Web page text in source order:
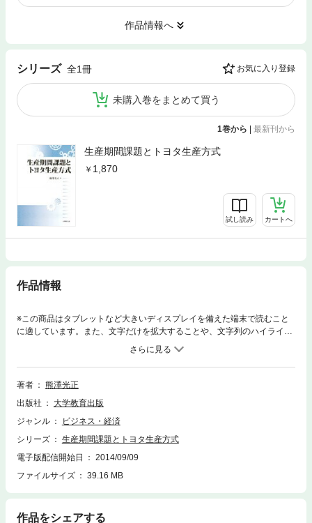
作品情報へ
シリーズ 全1冊 お気に入り登録
未購入巻をまとめて買う
1巻から | 最新刊から
生産期間課題とトヨタ生産方式
1,870
試し読み カートへ
作品情報
※この商品はタブレットなど大きいディスプレイを備えた端末で読むこと
に適しています。また、文字だけを拡大することや、文字列のハイライ
ト、検索、辞書の参照、引用などの機能が使用できません。短生産期間を
目指すトヨタ生産方式のジャスト・イン・タイムは多種大量生産を前提と
していないため、市場需要の変化に柔軟で売上高利益率だけではなく、資
本回転率の向上も可能である。この生産期間短縮による経営効果と方策に
著者
熊澤光正
出版社
大学教育出版
ジャンル
ビジネス・経済
シリーズ
生産期間課題とトヨタ生産方式
電子版配信開始日
2014/09/09
ファイルサイズ
39.16 MB
作品をシェアする